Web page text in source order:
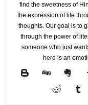
find the sweetness of
the expression of life
thoughts. Our goal is to
through the power of
someone who just
here is an